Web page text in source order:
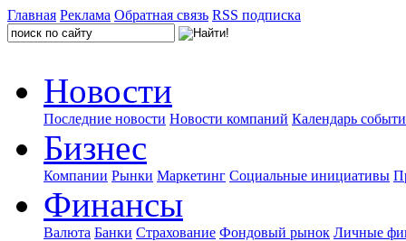
Главная Реклама Обратная связь RSS подписка
Новости
Последние новости Новости компаний Календарь
Бизнес
Компании Рынки Маркетинг Социальные инициативы
Финансы
Валюта Банки Страхование Фондовый рынок Личные